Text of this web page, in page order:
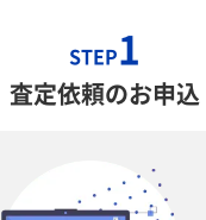
STEP1
査定依頼のお申込